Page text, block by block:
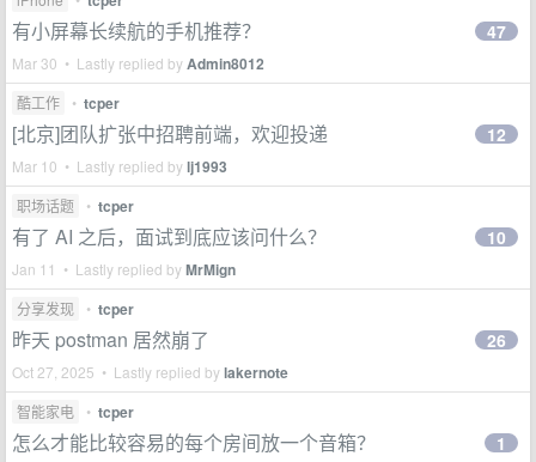
有小屏幕长续航的手机推荐？
Mar 30 • Lastly replied byAdmin8012
47
酷工作 • tcper
[北京]团队扩张中招聘前端，欢迎投递
Mar 10 • Lastly replied bylj1993
12
职场话题 • tcper
有了 AI 之后，面试到底应该问什么？
Jan 11 • Lastly replied byMrMign
10
分享发现 • tcper
昨天 postman 居然崩了
Oct 27, 2025 • Lastly replied bylakernote
26
智能家电 • tcper
怎么才能比较容易的每个房间放一个音箱？ 1